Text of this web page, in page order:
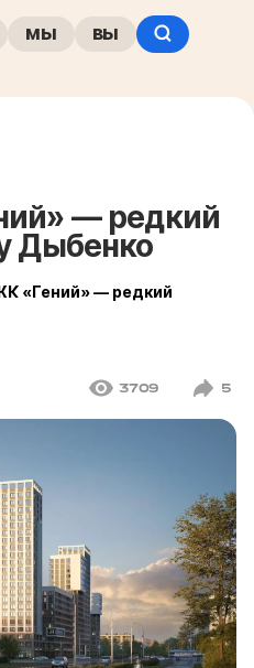
мы вы
— редкий
Дыбенко
«Гений» — редкий
3709 5